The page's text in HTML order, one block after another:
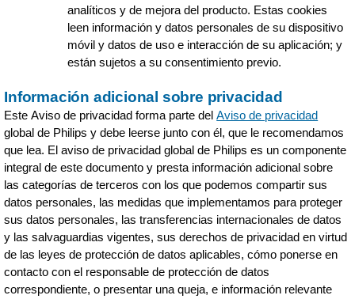
analíticos y de mejora del producto. Estas cookies
leen información y datos personales de su dispositivo
móvil y datos de uso e interacción de su aplicación; y
están sujetos a su consentimiento previo.
Información adicional sobre privacidad
Este Aviso de privacidad forma parte delAviso de privacidad
global de Philips y debe leerse junto con él, que le recomendamos
que lea. El aviso de privacidad global de Philips es un componente
integral de este documento y presta información adicional sobre
las categorías de terceros con los que podemos compartir sus
datos personales, las medidas que implementamos para proteger
sus datos personales, las transferencias internacionales de datos
y las salvaguardias vigentes, sus derechos de privacidad en virtud
de las leyes de protección de datos aplicables, cómo ponerse en
contacto con el responsable de protección de datos
correspondiente, o presentar una queja, e información relevante